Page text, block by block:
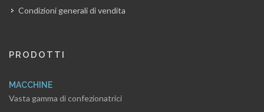
Condizioni generali di vendita
PRODOTTI
MACCHINE
Vasta gamma di confezionatrici